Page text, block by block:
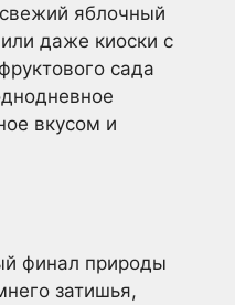
яблочный
даже киоски с
сада
вкусом и
финал природы
затишья,